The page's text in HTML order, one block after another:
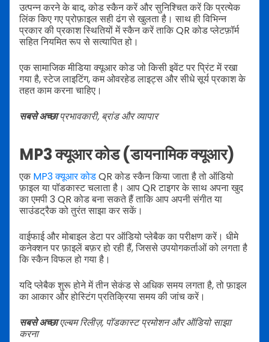
उत्पन्न करने के बाद, कोड स्कैन करें और सुनिश्चित करें कि प्रत्येक
लिंक किए गए प्रोफ़ाइल सही ढंग से खुलता है। साथ ही विभिन्न
प्रकार की प्रकाश स्थितियों में स्कैन करें ताकि QR कोड प्लेटफ़ॉर्म
सहित नियमित रूप से सत्यापित हो।
एक सामाजिक मीडिया क्यूआर कोड जो किसी इवेंट पर प्रिंट में रखा
गया है, स्टेज लाइटिंग, कम ओवरहेड लाइट्स और सीधे सूर्य प्रकाश के
तहत काम करना चाहिए।
सबसे अच्छाप्रभावकारी, ब्रांड और व्यापार
MP3 क्यूआर कोड (डायनामिक क्यूआर)
एक MP3 क्यूआर कोडQR कोड स्कैन किया जाता है तो ऑडियो
फ़ाइल या पॉडकास्ट चलाता है। आप QR टाइगर के साथ अपना खुद
का एमपी 3 QR कोड बना सकते हैं ताकि आप अपनी संगीत या
साउंडट्रैक को तुरंत साझा कर सकें।
वाईफाई और मोबाइल डेटा पर ऑडियो प्लेबैक का परीक्षण करें। धीमे
कनेक्शन पर फ़ाइलें बफ़र हो रही हैं, जिससे उपयोगकर्ताओं को लगता है
कि स्कैन विफल हो गया है।
यदि प्लेबैक शुरू होने में तीन सेकंड से अधिक समय लगता है, तो फ़ाइल
का आकार और होस्टिंग प्रतिक्रिया समय की जांच करें।
सबसे अच्छाएल्बम रिलीज़, पॉडकास्ट प्रमोशन और ऑडियो साझा
करना